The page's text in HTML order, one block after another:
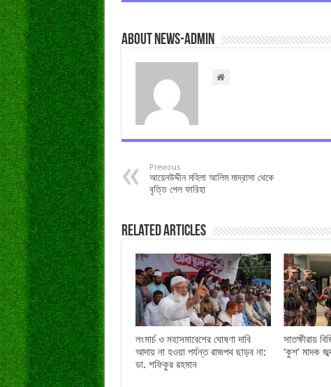
About news-admin
Previous
আয়েনউদ্দীন মহিলা আলিম মাদ্রাসা থেকে
বৃত্তি পেল ফারিহা
Related Articles
লংমার্চ ও মহাসমাবেশের ঘোষণা দাবি
আদায় না হওয়া পর্যন্ত রাজপথ ছাড়ব না:
ডা. শফিকুর রহমান
সাতক্ষীরায়
‘কুশ’ মাদক